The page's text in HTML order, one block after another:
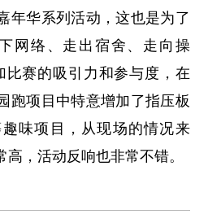
年华系列活动，这也是为了
网络、走出宿舍、走向操
比赛的吸引力和参与度，在
跑项目中特意增加了指压板
味项目，从现场的情况来
，活动反响也非常不错。